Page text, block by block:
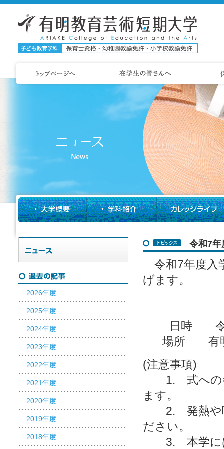
2026年度
2025年度
2024年度
2023年度
2022年度
2021年度
2020年度
2019年度
2018年度
令和7年
令和7年度入
げます。
日時 令
場所
(注意事項)
1. 式への参
ます。
2. 発熱や咳
ださい。
3. 本学には